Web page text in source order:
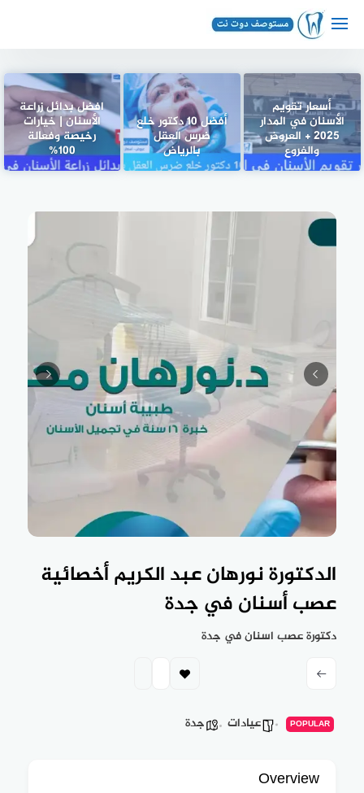
أسعار تقويم
الأسنان في المدار
2025 + العروض
والفروع
أفضل 10 دكتور خلع
ضرس العقل
بالرياض
افضل بدائل زراعة
الأسنان | خيارات
رخيصة وفعالة
100%
الدكتورة نورهان عبد الكريم أخصائية
عصب أسنان في جدة
دكتورة عصب اسنان في جدة
POPULAR عيادات جدة
Overview